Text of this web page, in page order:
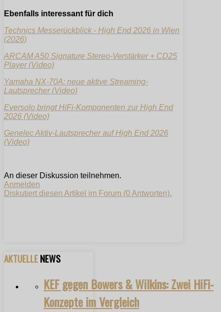
Ebenfalls interessant für dich
Technics Messerückblick - High End 2026 in Wien
(2026)
ARCAM A50 Signature Stereo-Verstärker + CD25
Player (Video)
Yamaha NX-70A: neue aktive Streaming-
Lautsprecher (Video)
Eversolo bringt HiFi-Komponenten zur High End
2026 (Video)
Genelec Aktiv-Lautsprecher auf High End 2026
(Video)
An dieser Diskussion teilnehmen.
Anmelden
Diskutiert diesen Artikel im Forum (0 Antworten).
AKTUELLENEWS
KEF gegen Bowers & Wilkins: Zwei HiFi-
Konzepte im Vergleich